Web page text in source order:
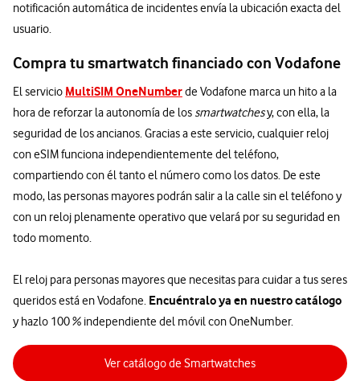
notificación automática de incidentes envía la ubicación exacta del
usuario.
Compra tu smartwatch financiado con Vodafone
El servicio MultiSIM OneNumberde Vodafone marca un hito a la
hora de reforzar la autonomía de los smartwatchesy, con ella, la
seguridad de los ancianos. Gracias a este servicio, cualquier reloj
con eSIM funciona independientemente del teléfono,
compartiendo con él tanto el número como los datos. De este
modo, las personas mayores podrán salir a la calle sin el teléfono y
con un reloj plenamente operativo que velará por su seguridad en
todo momento.
El reloj para personas mayores que necesitas para cuidar a tus seres
queridos está en Vodafone. Encuéntralo ya en nuestro catálogo
y hazlo 100 % independiente del móvil con OneNumber.
Ver catálogo de Smartwatches